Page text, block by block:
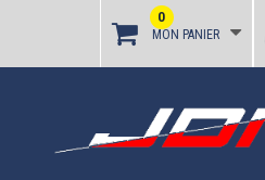
MON PANIER
0